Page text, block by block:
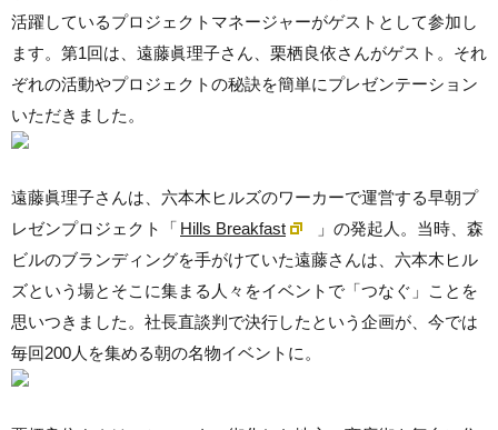
活躍しているプロジェクトマネージャーがゲストとして参加し
ます。第1回は、遠藤眞理子さん、栗栖良依さんがゲスト。それ
ぞれの活動やプロジェクトの秘訣を簡単にプレゼンテーション
いただきました。
遠藤眞理子さんは、六本木ヒルズのワーカーで運営する早朝プ
レゼンプロジェクト「 Hills Breakfast
」の発起人。当時、森
ビルのブランディングを手がけていた遠藤さんは、六本木ヒル
ズという場とそこに集まる人々をイベントで「つなぐ」ことを
思いつきました。社長直談判で決行したという企画が、今では
毎回200人を集める朝の名物イベントに。